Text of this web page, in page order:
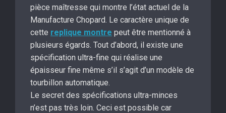
pièce maîtresse qui montre l’état actuel de la
Manufacture Chopard. Le caractère unique de
cette replique montre peut être mentionné à
plusieurs égards. Tout d’abord, il existe une
spécification ultra-fine qui réalise une
épaisseur fine même s’il s’agit d’un modèle de
tourbillon automatique.
Le secret des spécifications ultra-minces
n’est pas très loin. Ceci est possible car